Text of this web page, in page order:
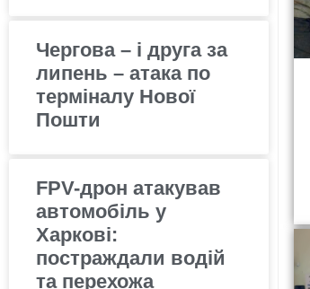
Чергова – і друга за
липень – атака по
терміналу Нової
Пошти
FPV-дрон атакував
автомобіль у
Харкові:
постраждали водій
та перехожа